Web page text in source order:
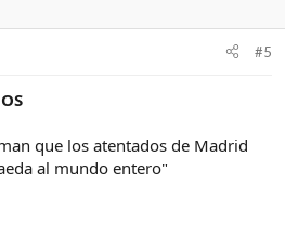
#5
que los atentados de Madrid
al mundo entero"